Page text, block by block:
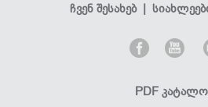
ჩვენ შესახებ|
PDF